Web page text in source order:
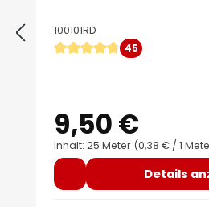
100101RD
Durchschnittliche Bewertung
45
Regulärer Preis:
9,50 €
Inhalt: 25 Meter (0,38 € / 1
Details